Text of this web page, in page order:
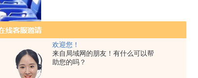
欢迎您！
来自局域网的朋友！有什么可以帮
助您的吗？